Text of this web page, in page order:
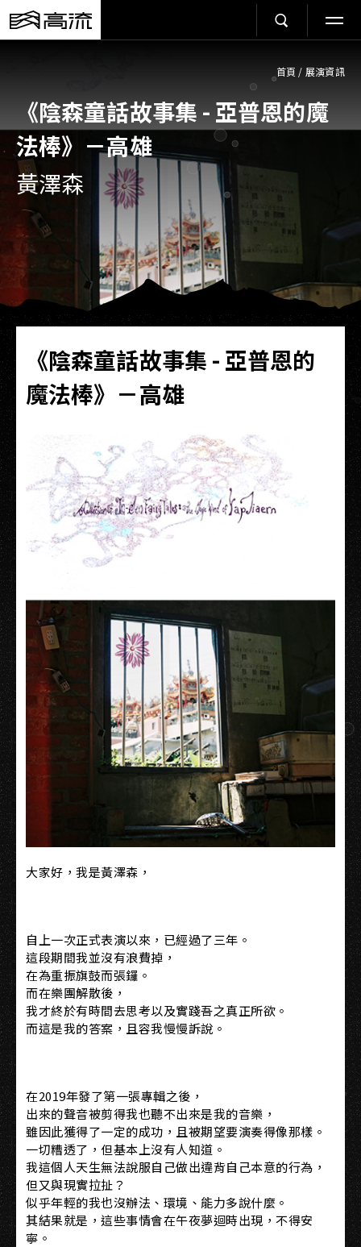
首頁 / 展演資訊
《陰森童話故事集 - 亞普恩的魔
法棒》－高雄
黃澤森
《陰森童話故事集 - 亞普恩的
魔法棒》－高雄
大家好，我是黃澤森，
自上一次正式表演以來，已經過了三年。
這段期間我並沒有浪費掉，
在為重振旗鼓而張鑼。
而在樂團解散後，
我才終於有時間去思考以及實踐吾之真正所欲。
而這是我的答案，且容我慢慢訴說。
在2019年發了第一張專輯之後，
出來的聲音被剪得我也聽不出來是我的音樂，
雖因此獲得了一定的成功，且被期望要演奏得像那樣。
一切糟透了，但基本上沒有人知道。
我這個人天生無法說服自己做出違背自己本意的行為，
但又與現實拉扯？
似乎年輕的我也沒辦法、環境、能力多說什麼。
其結果就是，這些事情會在午夜夢迴時出現，不得安
寧。